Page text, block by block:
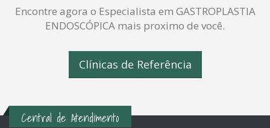
Encontre agora o Especialista em GASTROPLASTIA
ENDOSCÓPICA mais proximo de você.
Clínicas de Referência
Central de Atendimento